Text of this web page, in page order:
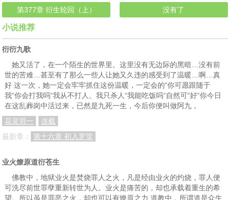
第377章 衍生轮回（上） 没有了
小说推荐
衍衍九歌
她又活了，在一个陌生的世界里。这里没有无边际的黑暗…没有前
世的苦难…甚至有了那么一些人让她又久违的感受到了温暖…啊…真
好 这一次，她一定会牢牢抓住这份温暖，一定会的“你可愿跟随于
我“你会打我吗“我从不打人。我只杀人“我能吃饭吗“自然可“好“你今日
在这乱葬岗中活过来，已然是九死一生，今后你便叫做阿九，
花灵羽一
连载
最新章：
第十六章 初入罗堂
业火燎原道衍苍生
佛教中，地狱业火是焚烧罪人之火，凡是经由业火的灼烧，罪人便
可洗尽前世罪孽重新转世为人。业火是痛苦的，却也承载着重生的希
望。所以虽是罪恶之火，却也可以有燎原之力 道教中，所谓道是众生